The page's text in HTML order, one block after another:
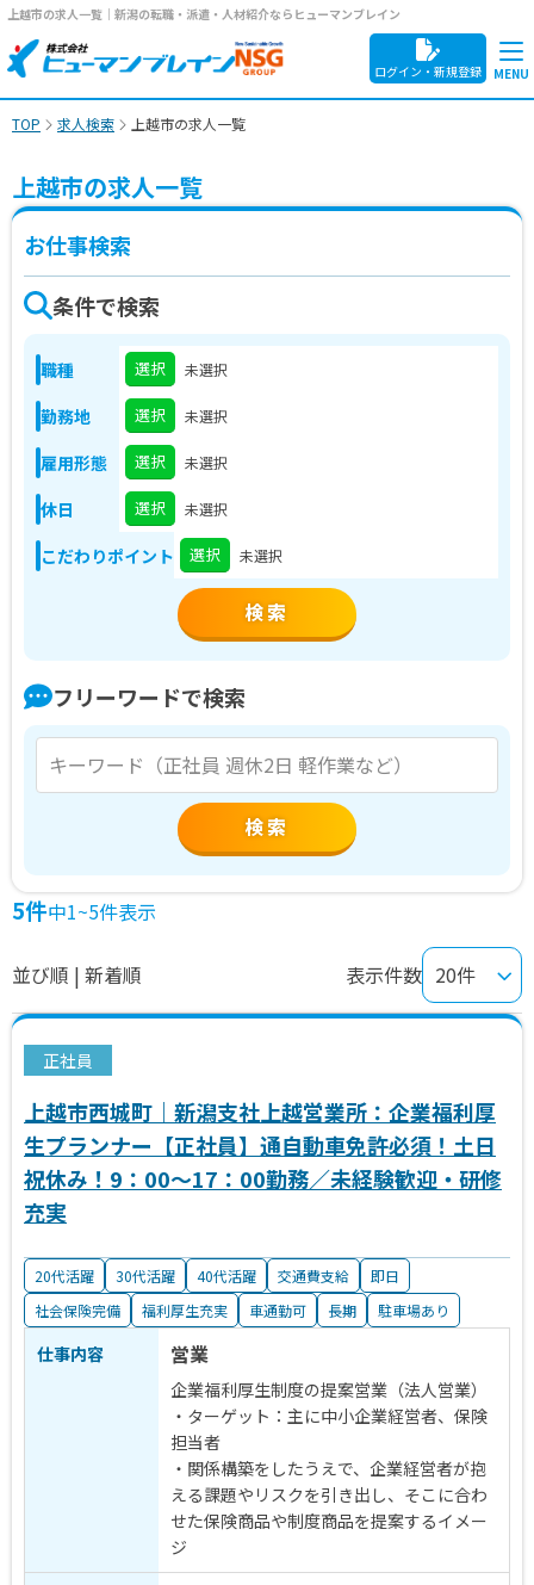
上越市の求人一覧｜新潟の転職・派遣・人材紹介ならヒューマンブレイン
ログイン・新規登録
TOP 求人検索 上越市の求人一覧
上越市の求人一覧
お仕事検索
条件で検索
職種 選択 未選択
勤務地 選択 未選択
雇用形態 選択 未選択
休日 選択 未選択
こだわりポイント 選択 未選択
フリーワードで検索
検索
5件中1~5件表示
並び順 | 新着順 表示件数
正社員
上越市西城町｜新潟支社上越営業所：企業福利厚
生プランナー【正社員】通自動車免許必須！土日
祝休み！9：00～17：00勤務／未経験歓迎・研修
充実
20代活躍 30代活躍 40代活躍 交通費支給
即日
社会保険完備
福利厚生充実 車通勤可 長期 駐車場あり
仕事内容 営業
企業福利厚生制度の提案営業（法人営業）
・ターゲット：主に中小企業経営者、保険
担当者
・関係構築をしたうえで、企業経営者が抱
える課題やリスクを引き出し、そこに合わ
せた保険商品や制度商品を提案するイメー
ジ